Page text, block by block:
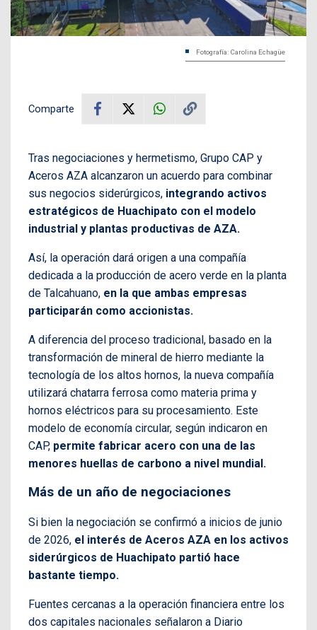
Fotografía: Carolina Echagüe
Comparte
Tras negociaciones y hermetismo, Grupo CAP y
Aceros AZA alcanzaron un acuerdo para combinar
sus negocios siderúrgicos, integrando activos
estratégicos de Huachipato con el modelo
industrial y plantas productivas de AZA.
Así, la operación dará origen a una compañía
dedicada a la producción de acero verde en la planta
de Talcahuano, en la que ambas empresas
participarán como accionistas.
A diferencia del proceso tradicional, basado en la
transformación de mineral de hierro mediante la
tecnología de los altos hornos, la nueva compañía
utilizará chatarra ferrosa como materia prima y
hornos eléctricos para su procesamiento. Este
modelo de economía circular, según indicaron en
CAP, permite fabricar acero con una de las
menores huellas de carbono a nivel mundial.
Más de un año de negociaciones
Si bien la negociación se confirmó a inicios de junio
de 2026, el interés de Aceros AZA en los activos
siderúrgicos de Huachipato partió hace
bastante tiempo.
Fuentes cercanas a la operación financiera entre los
dos capitales nacionales señalaron a Diario